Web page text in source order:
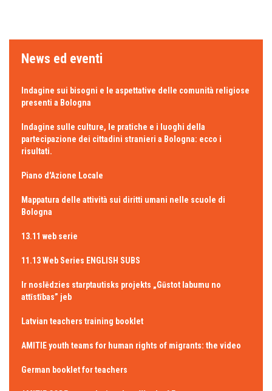
News ed eventi
Indagine sui bisogni e le aspettative delle comunità religiose
presenti a Bologna
Indagine sulle culture, le pratiche e i luoghi della
partecipazione dei cittadini stranieri a Bologna: ecco i
risultati.
Piano d'Azione Locale
Mappatura delle attività sui diritti umani nelle scuole di
Bologna
13.11 web serie
11.13 Web Series ENGLISH SUBS
Ir noslēdzies starptautisks projekts „Gūstot labumu no
attīstības” jeb
Latvian teachers training booklet
AMITIE youth teams for human rights of migrants: the video
German booklet for teachers